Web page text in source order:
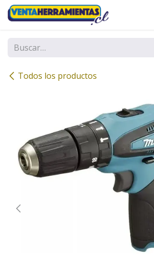
Ir al contenido
Todos los productos